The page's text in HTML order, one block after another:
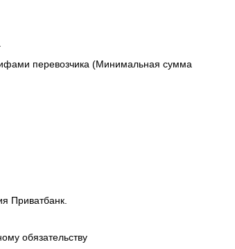
перевозчика (Минимальная сумма
Приватбанк.
обязательству